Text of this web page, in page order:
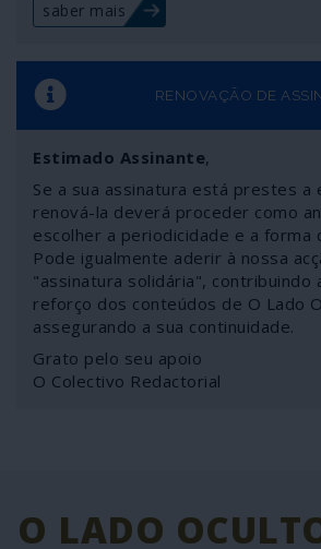
saber mais
RENOVAÇÃO DE
Estimado Assinante,
Se a sua assinatura está prestes a
renová-la deverá proceder como
escolher a periodicidade e a forma
Pode igualmente aderir à nossa
"assinatura solidária", contribuindo
reforço dos conteúdos de O Lado
assegurando a sua continuidade.
Grato pelo seu apoio
O Colectivo Redactorial
O LADO